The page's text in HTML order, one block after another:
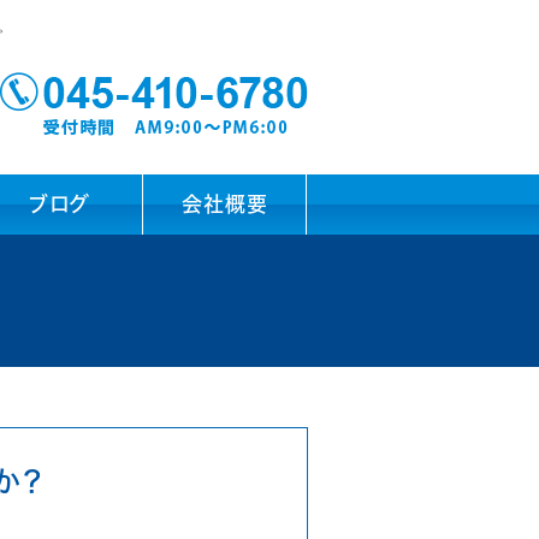
ブログ 会社概要
？